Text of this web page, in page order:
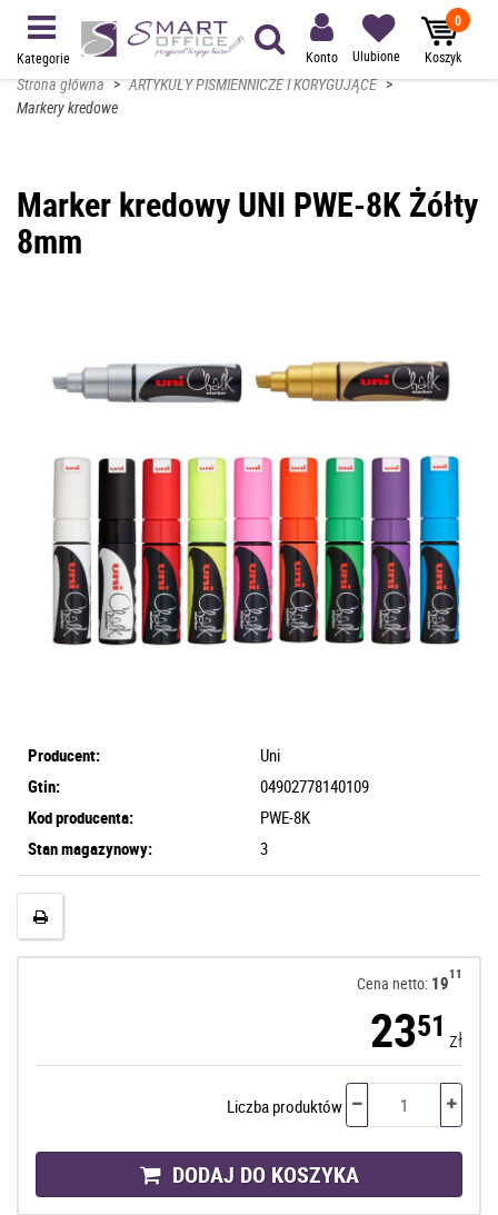
Kategorie Konto Ulubione
0
Koszyk
Strona główna > ARTYKUŁY PIŚMIENNICZE I KORYGUJĄCE >
Markery kredowe
Marker kredowy UNI PWE-8K Żółty
8mm
Producent:
Uni
Gtin:
04902778140109
Kod producenta:
PWE-8K
Stan magazynowy:
3
Cena netto: 1911
2351 zł
Liczba produktów
DODAJ DO KOSZYKA